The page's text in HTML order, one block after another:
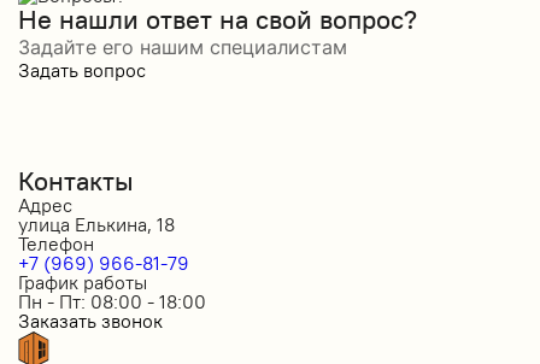
Не нашли ответ на свой вопрос?
Задайте его нашим специалистам
Задать вопрос
Контакты
Адрес
улица Елькина, 18
Телефон
+7 (969) 966-81-79
График работы
Пн - Пт: 08:00 - 18:00
Заказать звонок